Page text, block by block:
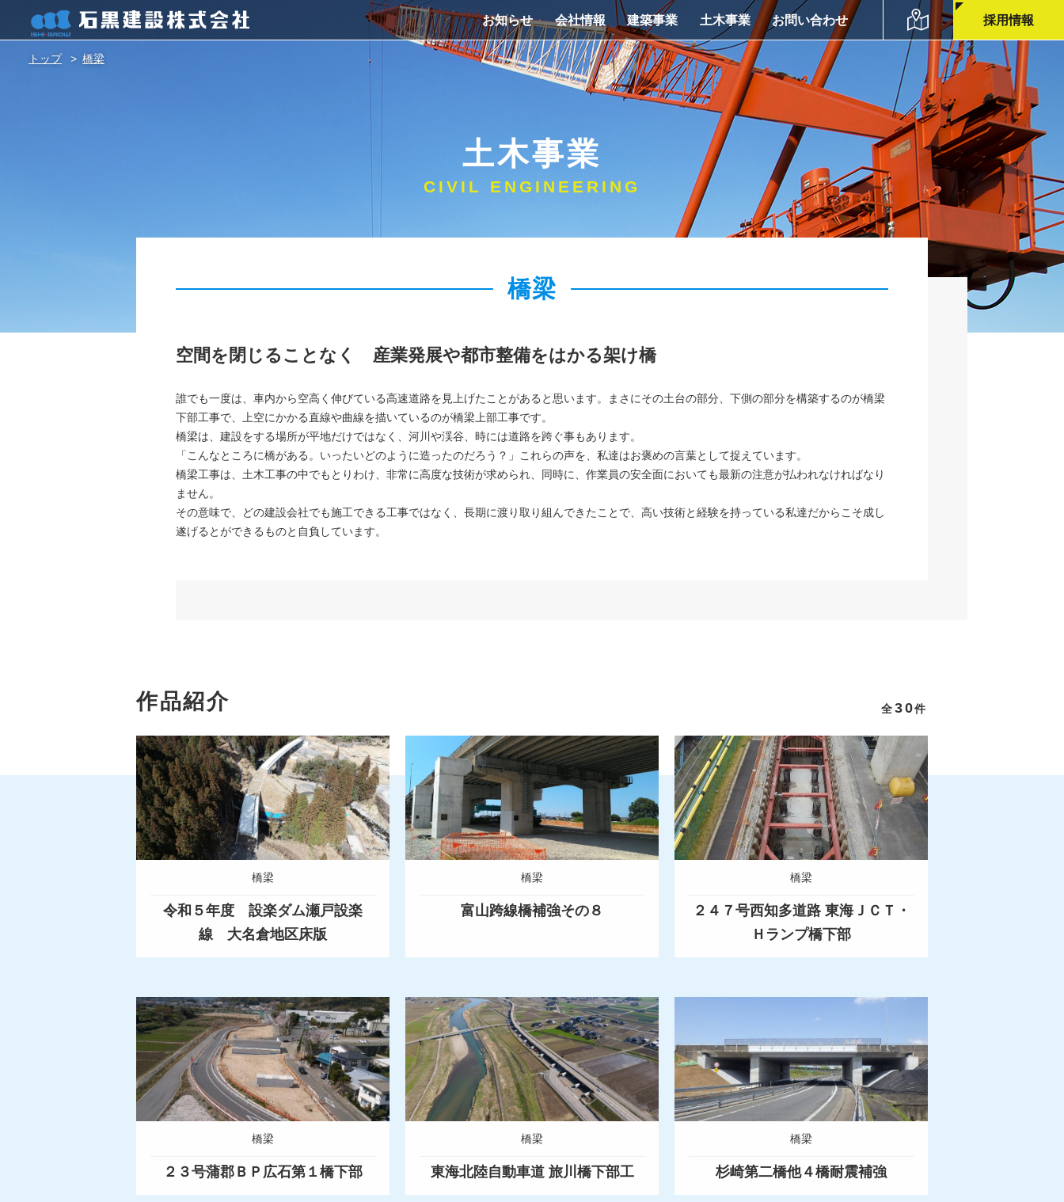
お知らせ 会社情報 建築事業 土木事業 お問い合わせ 採用情報
土木事業
CIVIL ENGINEERING
トップ 橋梁
橋梁
空間を閉じることなく 産業発展や都市整備をはかる架け橋
誰でも一度は、車内から空高く伸びている高速道路を見上げたことがあると思います。まさにその土台の部分、下側の部分を構築するのが橋梁
下部工事で、上空にかかる直線や曲線を描いているのが橋梁上部工事です。
橋梁は、建設をする場所が平地だけではなく、河川や渓谷、時には道路を跨ぐ事もあります。
「こんなところに橋がある。いったいどのように造ったのだろう？」これらの声を、私達はお褒めの言葉として捉えています。
橋梁工事は、土木工事の中でもとりわけ、非常に高度な技術が求められ、同時に、作業員の安全面においても最新の注意が払われなければなり
ません。
その意味で、どの建設会社でも施工できる工事ではなく、長期に渡り取り組んできたことで、高い技術と経験を持っている私達だからこそ成し
遂げるとができるものと自負しています。
作品紹介 全30件
橋梁
令和５年度 設楽ダム瀬戸設楽
線 大名倉地区床版
橋梁
富山跨線橋補強その８
橋梁
２４７号西知多道路 東海ＪＣＴ・
Ｈランプ橋下部
橋梁
２３号蒲郡ＢＰ広石第１橋下部
橋梁
東海北陸自動車道 旅川橋下部工
橋梁
杉崎第二橋他４橋耐震補強